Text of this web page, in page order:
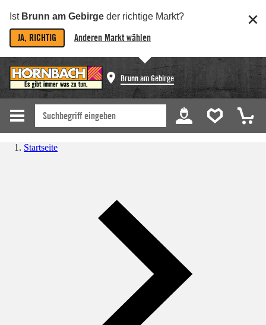
Ist Brunn am Gebirge der richtige Markt?
JA, RICHTIG Anderen Markt wählen
Brunn am Gebirge
Startseite